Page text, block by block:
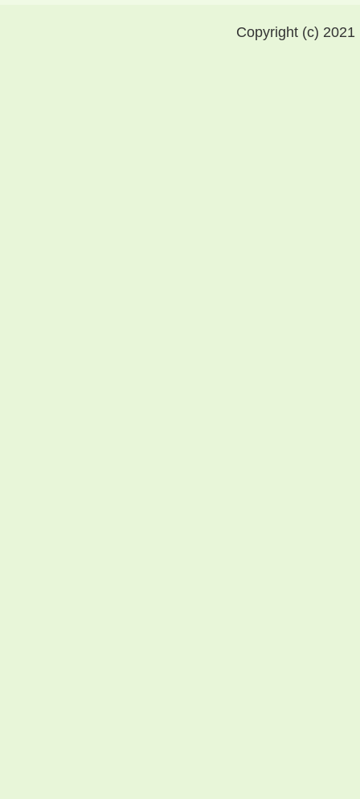
Copyright (c)